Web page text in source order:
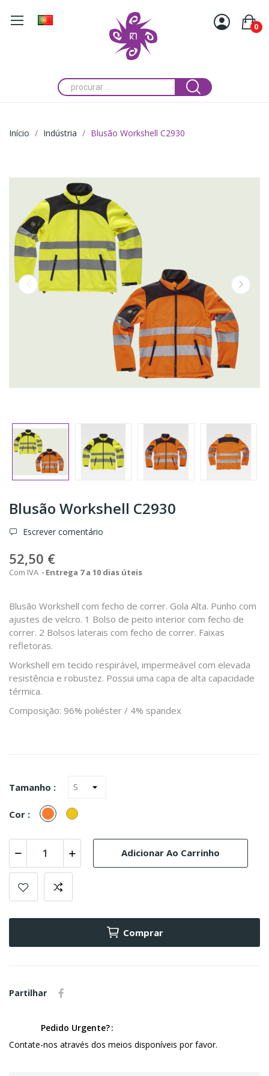
0
Início Indústria Blusão Workshell C2930
Blusão Workshell C2930
Escrever comentário
52,50 €
Com IVA Entrega 7 a 10 dias úteis
Blusão Workshell com fecho de correr. Gola Alta. Punho com
ajustes de velcro. 1 Bolso de peito interior com fecho de
correr. 2 Bolsos laterais com fecho de correr. Faixas
refletoras.
Workshell em tecido respirável, impermeável com elevada
resistência e robustez. Possui uma capa de alta capacidade
térmica.
Composição: 96% poliéster / 4% spandex
Tamanho :
Cor : LaranjaAmarelo
Adicionar Ao Carrinho
Comprar
Partilhar
Pedido Urgente?
Contate-nos através dos meios disponíveis por favor.